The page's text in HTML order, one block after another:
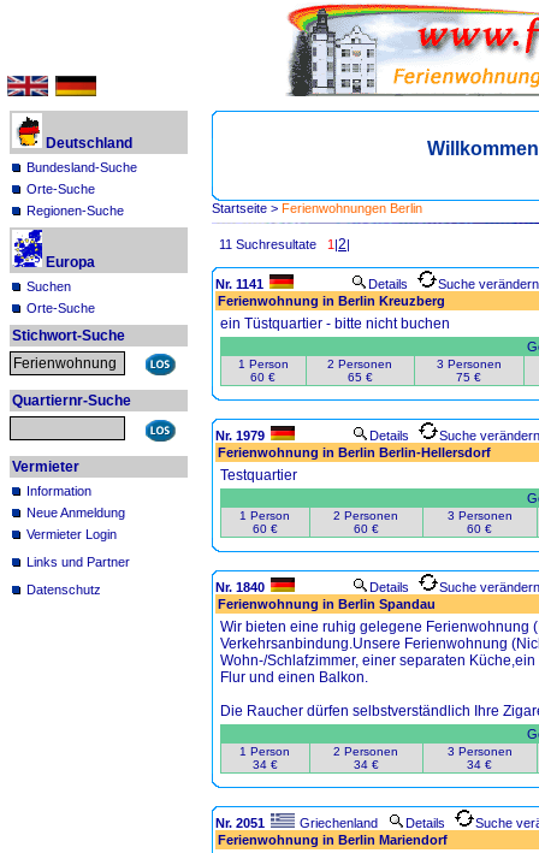
Deutschland
Bundesland-Suche
Orte-Suche
Regionen-Suche
Europa
Suchen
Orte-Suche
Stichwort-Suche
Quartiernr-Suche
Vermieter
Information
Neue Anmeldung
Vermieter Login
Links und Partner
Datenschutz
Startseite > Ferienwohnungen Berlin
11 Suchresultate 1 2
Nr. 1141 Details
Suche verändern
Ferienwohnung in Berlin Kreuzberg
ein Tüstquartier - bitte nicht buchen
1 Person
60 €
2 Personen
65 €
3 Personen
75 €
Nr. 1979 Details
Suche verändern
Ferienwohnung in Berlin Berlin-Hellersdorf
Testquartier
1 Person
60 €
2 Personen
60 €
3 Personen
60 €
Nr. 1840 Details
Suche verändern
Ferienwohnung in Berlin Spandau
Wir bieten eine ruhig gelegene Ferienwohnung
Verkehrsanbindung.Unsere Ferienwohnung
Wohn-/Schlafzimmer, einer separaten
Flur und einen Balkon.
Die Raucher dürfen selbstverständlich Ihre
1 Person
34 €
2 Personen
34 €
3 Personen
34 €
Nr. 2051 Griechenland Details
Suche
Ferienwohnung in Berlin Mariendorf